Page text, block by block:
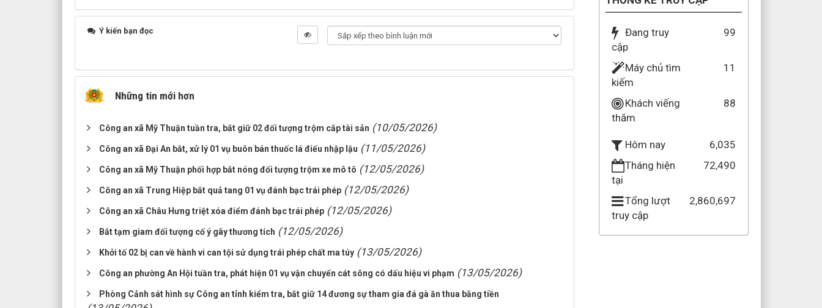
Ý kiến bạn đọc
Những tin mới hơn
Công an xã Mỹ Thuận tuần tra, bắt giữ 02 đối tượng trộm cắp tài sản (10/05/2026)
Công an xã Đại An bắt, xử lý 01 vụ buôn bán thuốc lá điếu nhập lậu (11/05/2026)
Công an xã Mỹ Thuận phối hợp bắt nóng đối tượng trộm xe mô tô (12/05/2026)
Công an xã Trung Hiệp bắt quả tang 01 vụ đánh bạc trái phép (12/05/2026)
Công an xã Châu Hưng triệt xóa điểm đánh bạc trái phép (12/05/2026)
Bắt tạm giam đối tượng cố ý gây thương tích (12/05/2026)
Khởi tố 02 bị can về hành vi can tội sử dụng trái phép chất ma túy (13/05/2026)
Công an phường An Hội tuần tra, phát hiện 01 vụ vận chuyển cát sông có dấu hiệu vi phạm (13/05/2026)
Phòng Cảnh sát hình sự Công an tỉnh kiểm tra, bắt giữ 14 đương sự tham gia đá gà ăn thua bằng tiền
Đang truy
cập
99
Máy chủ tìm
kiếm
11
Khách viếng
thăm
88
Hôm nay
6,035
Tháng hiện
tại
72,490
Tổng lượt
truy cập
2,860,697